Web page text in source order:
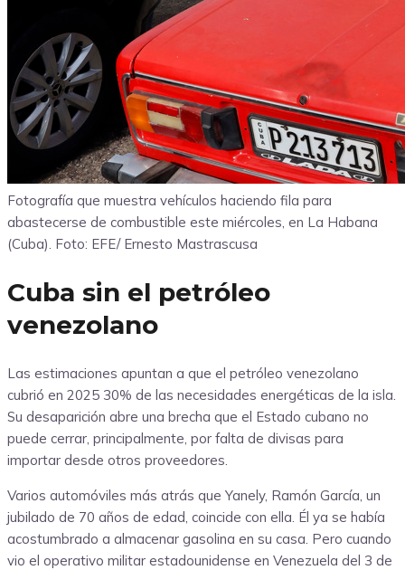
Fotografía que muestra vehículos haciendo fila para
abastecerse de combustible este miércoles, en La Habana
(Cuba). Foto: EFE/ Ernesto Mastrascusa
Cuba sin el petróleo
venezolano
Las estimaciones apuntan a que el petróleo venezolano
cubrió en 2025 30% de las necesidades energéticas de la isla.
Su desaparición abre una brecha que el Estado cubano no
puede cerrar, principalmente, por falta de divisas para
importar desde otros proveedores.
Varios automóviles más atrás que Yanely, Ramón García, un
jubilado de 70 años de edad, coincide con ella. Él ya se había
acostumbrado a almacenar gasolina en su casa. Pero cuando
vio el operativo militar estadounidense en Venezuela del 3 de